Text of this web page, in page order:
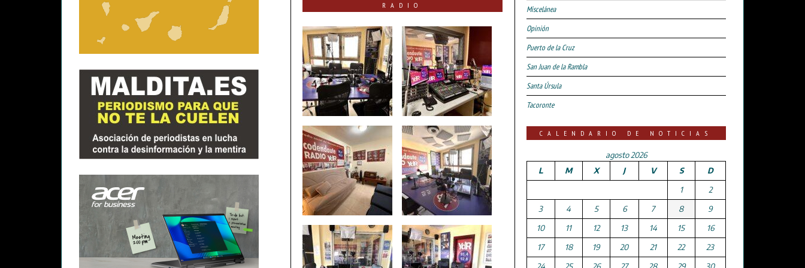
RADIO
Miscelánea
Opinión
Puerto de la Cruz
San Juan de la Rambla
Santa Úrsula
Tacoronte
CALENDARIO DE NOTICIAS
agosto 2026
L
M X J V S
D
1
2
3
4 5 6 7 8
9
10
11 12 13 14 15
16
17
18 19 20 21 22
23